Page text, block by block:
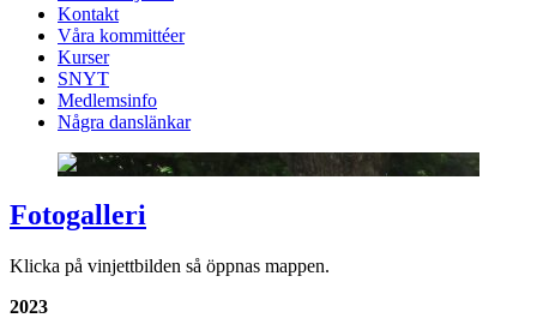
Kontakt
Våra kommittéer
Kurser
SNYT
Medlemsinfo
Några danslänkar
Fotogalleri
Klicka på vinjettbilden så öppnas mappen.
2023